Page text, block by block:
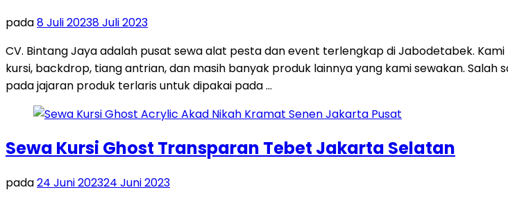
pada8 Juli 20238 Juli 2023
CV. Bintang Jaya adalah pusat sewa alat pesta dan event terlengkap di Jabodetabek.
kursi, backdrop, tiang antrian, dan masih banyak produk lainnya yang kami sewakan.
pada jajaran produk terlaris untuk dipakai pada …
Sewa Kursi Ghost Transparan Tebet Jakarta Selatan
pada24 Juni 202324 Juni 2023